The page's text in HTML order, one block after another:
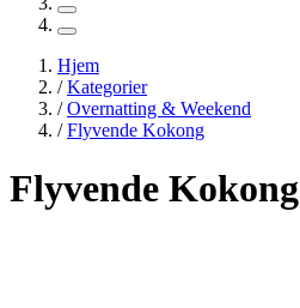
Hjem
/Kategorier
/Overnatting & Weekend
/Flyvende Kokong
Flyvende Kokong